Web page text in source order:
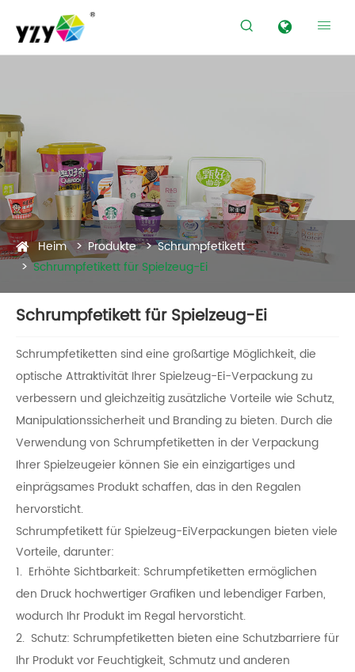
 
Produkte
Heim Produkte
Schrumpfetikett
Schrumpfetikett für Spielzeug-Ei
Schrumpfetikett für Spielzeug-Ei
Schrumpfetiketten sind eine großartige Möglichkeit, die
optische Attraktivität Ihrer Spielzeug-Ei-Verpackung zu
verbessern und gleichzeitig zusätzliche Vorteile wie Schutz,
Manipulationssicherheit und Branding zu bieten. Durch die
Verwendung von Schrumpfetiketten in der Verpackung
Ihrer Spielzeugeier können Sie ein einzigartiges und
einprägsames Produkt schaffen, das in den Regalen
hervorsticht.
Schrumpfetikett für Spielzeug-EiVerpackungen bieten viele
Vorteile, darunter:
1. Erhöhte Sichtbarkeit: Schrumpfetiketten ermöglichen
den Druck hochwertiger Grafiken und lebendiger Farben,
wodurch Ihr Produkt im Regal hervorsticht.
2. Schutz: Schrumpfetiketten bieten eine Schutzbarriere für
Ihr Produkt vor Feuchtigkeit, Schmutz und anderen